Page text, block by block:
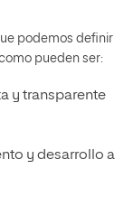
podemos definir
pueden ser:
y transparente
y desarrollo a